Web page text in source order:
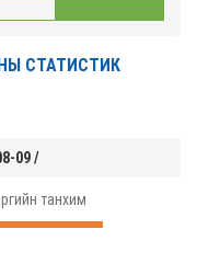
СТАТИСТИК
09 /
танхим